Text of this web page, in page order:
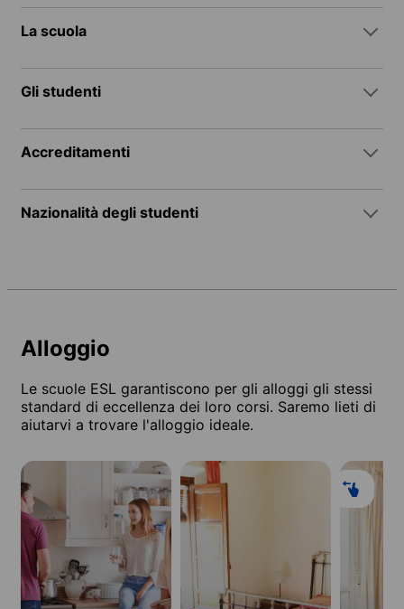
La scuola
Gli studenti
Accreditamenti
Nazionalità degli studenti
Alloggio
Le scuole ESL garantiscono per gli alloggi gli stessi
standard di eccellenza dei loro corsi. Saremo lieti di
aiutarvi a trovare l'alloggio ideale.